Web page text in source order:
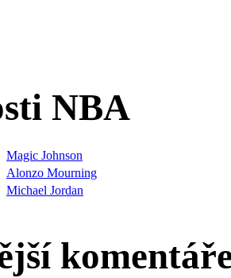
NBA
Magic Johnson
Alonzo Mourning
Michael Jordan